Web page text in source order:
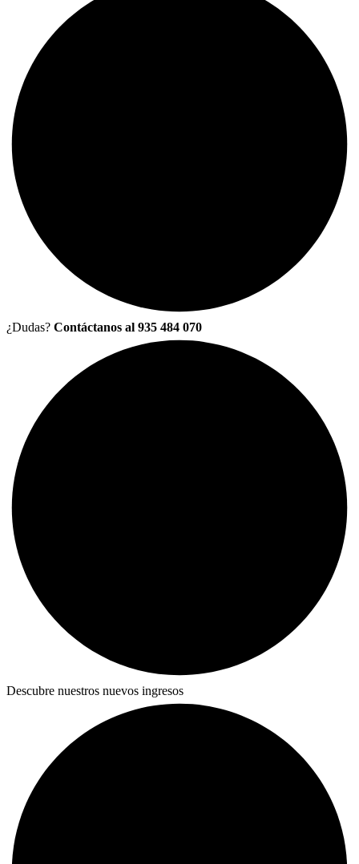
¿Dudas? Contáctanos al 935 484 070
Descubre nuestros nuevos ingresos